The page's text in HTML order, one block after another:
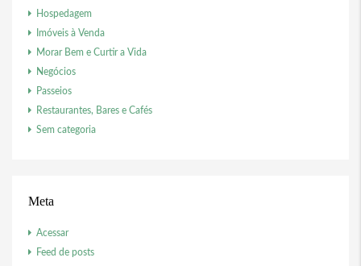
Hospedagem
Imóveis à Venda
Morar Bem e Curtir a Vida
Negócios
Passeios
Restaurantes, Bares e Cafés
Sem categoria
Meta
Acessar
Feed de posts